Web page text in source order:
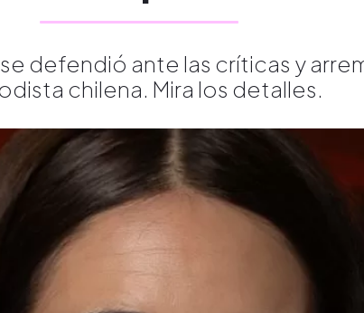
se defendió ante las críticas y
chilena. Mira los detalles.